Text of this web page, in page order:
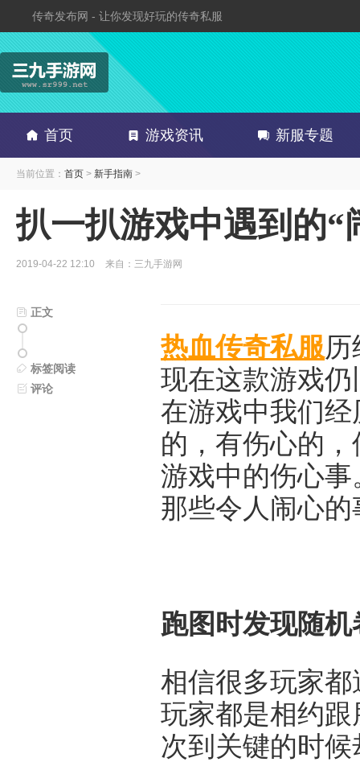
传奇发布网 - 让你发现好玩的传奇私服
首页 游戏资讯 新服专题
当前位置： 首页 > 新手指南 >
扒一扒游戏中遇到的“
2019-04-22 12:10 来自：三九手游网
热血传奇私服
现在这款游戏
在游戏中我们
的，有伤心的
游戏中的伤心
那些令人闹心的
跑图时发现随
相信很多玩家
玩家都是相约
次到关键的时
正文
标签阅读
评论